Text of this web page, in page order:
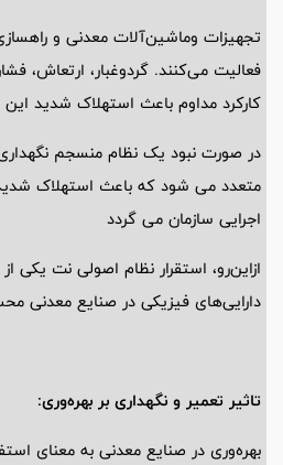
تجهیزات وماشین‌آلات معدنی و
فعالیت می‌کنند. گردوغبار، ارتعاش،
کارکرد مداوم باعث استهلاک شدید
در صورت نبود یک نظام منسجم
متعدد می شود که باعث استهلاک
اجرایی سازمان می گردد
ازاین‌رو، استقرار نظام اصولی نت یکی
دارایی‌های فیزیکی در صنایع معدنی
تاثیر تعمیر و نگهداری بر بهره‌وری:
بهره‌وری در صنایع معدنی به معنای